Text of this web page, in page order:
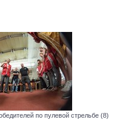
по пулевой стрельбе (8)